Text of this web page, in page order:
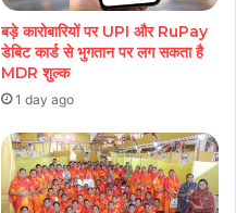
बड़े कारोबारियों पर UPI और RuPay
डेबिट कार्ड से भुगतान पर लग सकता है
MDR शुल्क
1 day ago